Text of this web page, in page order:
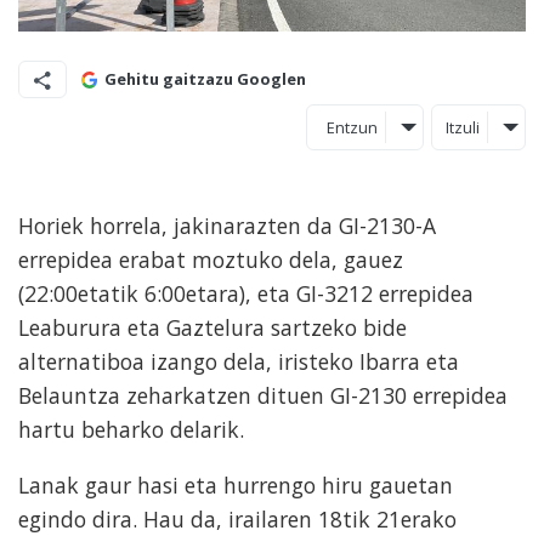
Gehitu gaitzazu Googlen
Entzun Itzuli
Horiek horrela, jakinarazten da GI-2130-A
errepidea erabat moztuko dela, gauez
(22:00etatik 6:00etara), eta GI-3212 errepidea
Leaburura eta Gaztelura sartzeko bide
alternatiboa izango dela, iristeko Ibarra eta
Belauntza zeharkatzen dituen GI-2130 errepidea
hartu beharko delarik.
Lanak gaur hasi eta hurrengo hiru gauetan
egindo dira. Hau da, irailaren 18tik 21erako